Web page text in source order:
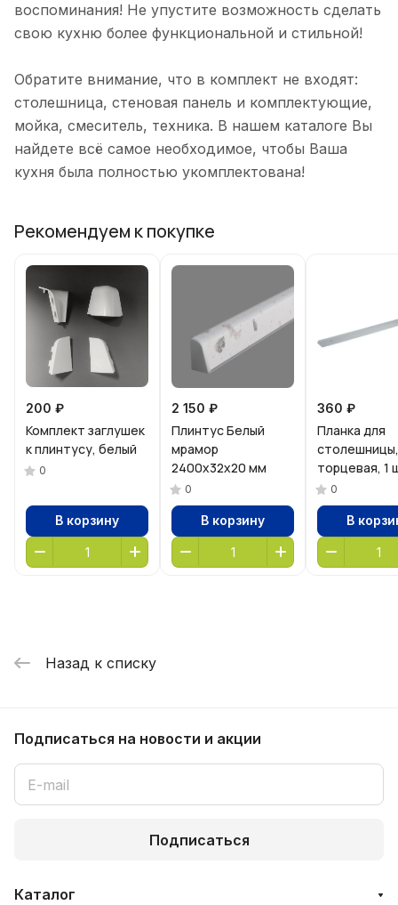
воспоминания! Не упустите возможность сделать
свою кухню более функциональной и стильной!
Обратите внимание, что в комплект не входят:
столешница, стеновая панель и комплектующие,
мойка, смеситель, техника. В нашем каталоге Вы
найдете всё самое необходимое, чтобы Ваша
кухня была полностью укомплектована!
Рекомендуем к покупке
200 ₽
Комплект заглушек
к плинтусу, белый
0
В корзину
2 150 ₽
Плинтус Белый
мрамор
2400х32х20 мм
0
В корзину
360 ₽
Планка для
столешницы,
торцевая, 1
0
В
Назад к списку
Подписаться на новости и акции
Подписаться
Каталог